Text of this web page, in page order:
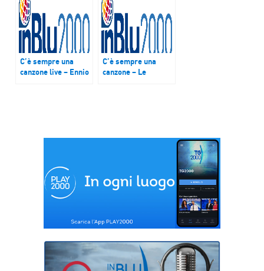
C’è sempre una
canzone live – Ennio
C’è sempre una
canzone – Le